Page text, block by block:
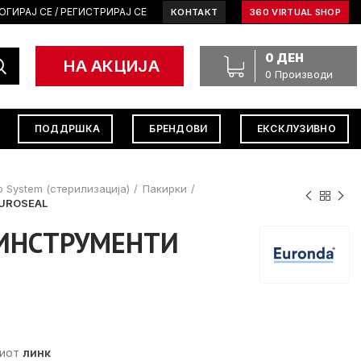
СЕ / РЕГИСТРИРАЈ СЕ КОНТАКТ 360 VIRTUAL SHOP
НА АКЦИЈА 0 Производи
0 ДЕН
ПОДДРШКА БРЕНДОВИ ЕКСКЛУЗИВНО
System (стерилизација)
Пакирки
линк